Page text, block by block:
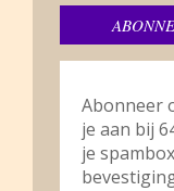
Abonneer
je aan bij
je